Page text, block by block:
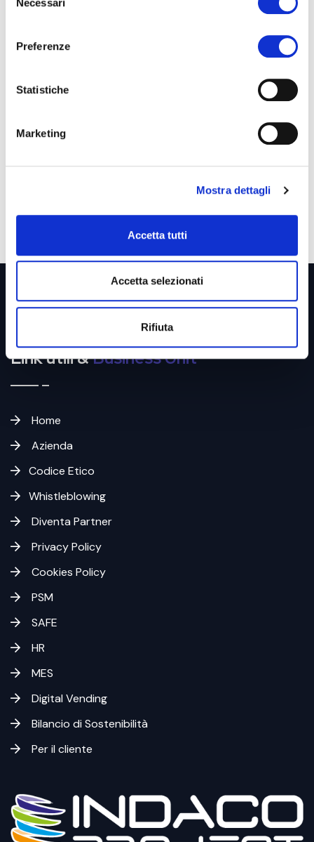
del
Preferenze
Statistiche
Marketing
Mostra dettagli
Accetta tutti
Accetta selezionati
Rifiuta
Letta e accettata la
Link utili &Business Unit
Home
Azienda
Codice Etico
Whistleblowing
Diventa Partner
Privacy Policy
Cookies Policy
PSM
SAFE
HR
MES
Digital Vending
Bilancio di Sostenibilità
Per il cliente